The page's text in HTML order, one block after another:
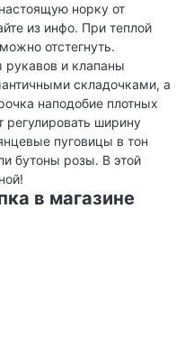
норку от
из инфо. При теплой
отстегнуть.
и клапаны
складочками, а
наподобие плотных
ширину
пуговицы в тон
бутоны розы. В этой
в магазине